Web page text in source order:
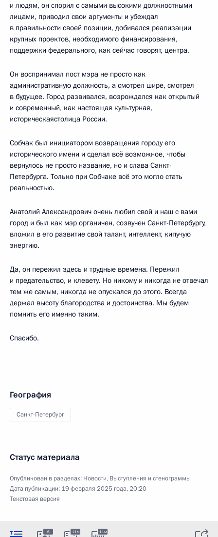
и людям, он спорил с самыми высокими должностными
лицами, приводил свои аргументы и убеждал
в правильности своей позиции, добивался реализации
крупных проектов, необходимого финансирования,
поддержки федерального, как сейчас говорят, центра.
Он воспринимал пост мэра не просто как
административную должность, а смотрел шире, смотрел
в будущее. Город развивался, возрождался как открытый
и современный, как настоящая культурная,
историческаястолица России.
Собчак был инициатором возвращения городу его
исторического имени и сделал всё возможное, чтобы
вернулось не просто название, но и слава Санкт-
Петербурга. Только при Собчаке всё это могло стать
реальностью.
Анатолий Александрович очень любил свой и наш с вами
город и был как мэр органичен, созвучен Санкт-Петербургу,
вложил в его развитие свой талант, интеллект, кипучую
энергию.
Да, он пережил здесь и трудные времена. Пережил
и предательство, и клевету. Но никому и никогда не отвечал
тем же самым, никогда не опускался до этого. Всегда
держал высоту благородства и достоинства. Мы будем
помнить его именно таким.
Спасибо.
География
Санкт-Петербург
Статус материала
Опубликован в разделах: Новости, Выступления и стенограммы
Дата публикации: 19 февраля 2025 года, 20:20
Текстовая версия
6 11м 11м